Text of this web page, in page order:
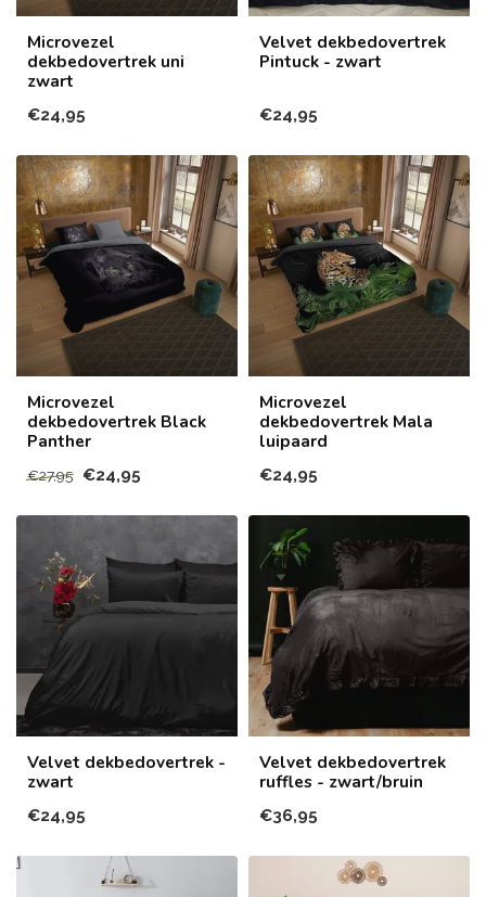
Microvezel
dekbedovertrek uni
zwart
€24,95
Velvet dekbedovertrek
Pintuck - zwart
€24,95
Microvezel
dekbedovertrek Black
Panther
€27,95 €24,95
Microvezel
dekbedovertrek Mala
luipaard
€24,95
Velvet dekbedovertrek -
zwart
€24,95
Velvet dekbedovertrek
ruffles - zwart/bruin
€36,95